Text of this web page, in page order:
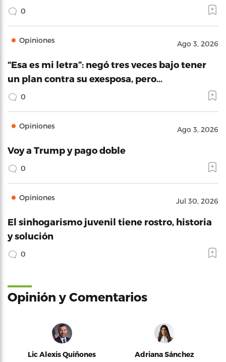
0
Opiniones Ago 3, 2026
“Esa es mi letra”: negó tres veces bajo tener
un plan contra su exesposa, pero…
0
Opiniones Ago 3, 2026
Voy a Trump y pago doble
0
Opiniones Jul 30, 2026
El sinhogarismo juvenil tiene rostro, historia
y solución
0
Opinión y Comentarios
Lic Alexis Quiñones Adriana Sánchez